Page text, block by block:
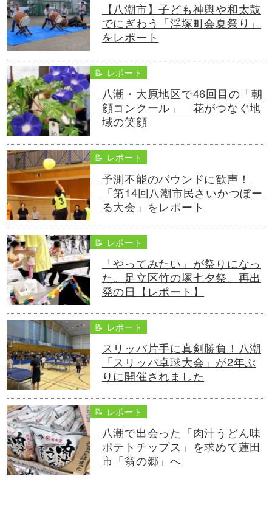
【八潮市】子ども神輿や和太鼓
でにぎわう「浮塚町会夏祭り」
をレポート
📝 レポート
八潮・大原地区で46回目の「朝
顔コンクール」 花がつなぐ地
域の笑顔
📝 レポート
予測不能のバウンドに歓声！
「第14回八潮市民さいかつぼー
る大会」をレポート
📝 レポート
「やってみたい」が祭りになっ
た。足立区竹の塚七夕祭、再出
発の日【レポート】
📝 レポート
スリッパ片手に真剣勝負！八潮
「スリッパ卓球大会」が2年ぶ
りに開催されました
📝 レポート
八潮で出会った「肉汁うどん味
ポテトチップス」を求めて蓮田
市「翁の郷」へ